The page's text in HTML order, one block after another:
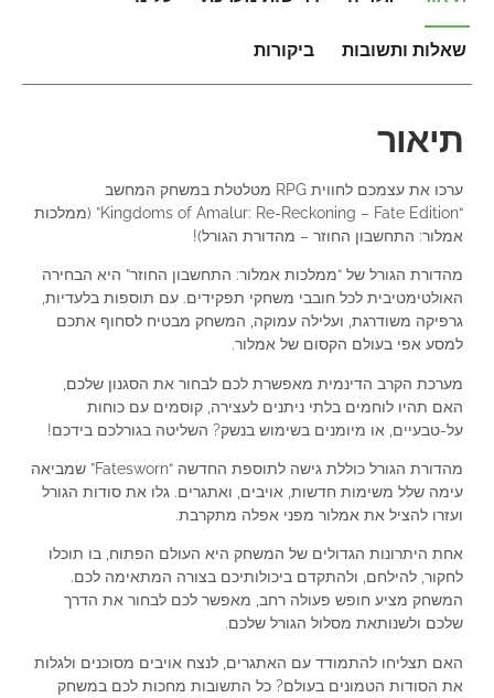
שאלות ותשובות ביקורות
תיאור
ערכו את עצמכם לחווית RPG מטלטלת במשחק המחשב
“Kingdoms of Amalur: Re-Reckoning – Fate Edition” (ממלכות
אמלור: התחשבון החוזר – מהדורת הגורל)!
מהדורת הגורל של “ממלכות אמלור: התחשבון החוזר” היא הבחירה
האולטימטיבית לכל חובבי משחקי תפקידים. עם תוספות בלעדיות,
גרפיקה משודרגת, ועלילה עמוקה, המשחק מבטיח לסחוף אתכם
למסע אפי בעולם הקסום של אמלור.
מערכת הקרב הדינמית מאפשרת לכם לבחור את הסגנון שלכם,
האם תהיו לוחמים בלתי ניתנים לעצירה, קוסמים עם כוחות
על-טבעיים, או מיומנים בשימוש בנשק? השליטה בגורלכם בידכם!
מהדורת הגורל כוללת גישה לתוספת החדשה “Fatesworn” שמביאה
עימה שלל משימות חדשות, אויבים, ואתגרים. גלו את סודות הגורל
ועזרו להציל את אמלור מפני אפלה מתקרבת.
אחת היתרונות הגדולים של המשחק היא העולם הפתוח, בו תוכלו
לחקור, להילחם, ולהתקדם ביכולותיכם בצורה המתאימה לכם.
המשחק מציע חופש פעולה רחב, מאפשר לכם לבחור את הדרך
שלכם ולשנותאת מסלול הגורל שלכם.
האם תצליחו להתמודד עם האתגרים, לנצח אויבים מסוכנים ולגלות
את הסודות הטמונים בעולם? כל התשובות מחכות לכם במשחק